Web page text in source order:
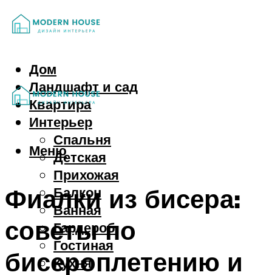
Дом
Ландшафт и сад
Квартира
Интерьер
Спальня
Детская
Прихожая
Балкон
Ванная
Гардероб
Гостиная
Кухня
Меню
Фиалки из бисера:
советы по
бисероплетению и